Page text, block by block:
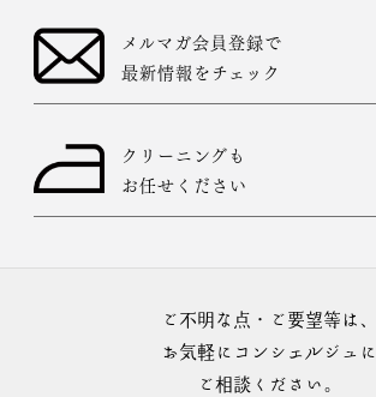
メルマガ会員登録で
最新情報をチェック
クリーニングも
お任せください
ご不明な点・ご要望等は、
お気軽にコンシェルジュに
ご相談ください。